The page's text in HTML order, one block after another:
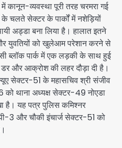
कानून-व्यवस्था पूरी तरह चरमरा गई
के चलते सेक्टर के पार्कों में नशेड़ियों
अड्डा बना लिया है। हालात इतने
युवतियों को खुलेआम परेशान करने से
ब्लॉक पार्क में एक लड़की के साथ हुई
और आक्रोश की लहर दौड़ा दी है।
सेक्टर-51 के महासचिव श्री संजीव
थाना अध्यक्ष सेक्टर-49 नोएडा
है। यह पत्र पुलिस कमिश्नर
3 और चौकी इंचार्ज सेक्टर-51 को